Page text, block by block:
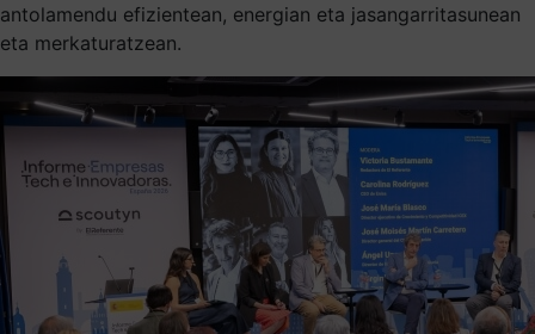
antolamendu efizientean, energian eta jasangarritasunean
eta merkaturatzean.